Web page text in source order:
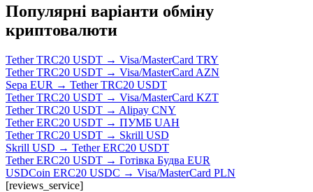
Популярні варіанти обміну
криптовалюти
Tether TRC20 USDT → Visa/MasterCard TRY
Tether TRC20 USDT → Visa/MasterCard AZN
Sepa EUR → Tether TRC20 USDT
Tether TRC20 USDT → Visa/MasterCard KZT
Tether TRC20 USDT → Alipay CNY
Tether ERC20 USDT → ПУМБ UAH
Tether TRC20 USDT → Skrill USD
Skrill USD → Tether ERC20 USDT
Tether ERC20 USDT → Готівка Будва EUR
USDCoin ERC20 USDC → Visa/MasterCard PLN
[reviews_service]